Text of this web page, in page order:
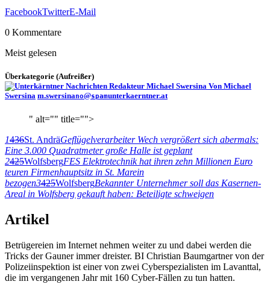
FacebookTwitterE-Mail
0 Kommentare
Meist gelesen
Überkategorie (Aufreißer)
Von Michael
Swersina m.swersinano@spamunterkaerntner.at
" alt="" title="">
1436St. AndräGeflügelverarbeiter Wech vergrößert sich abermals:
Eine 3.000 Quadratmeter große Halle ist geplant
2425WolfsbergFES Elektrotechnik hat ihren zehn Millionen Euro
teuren Firmenhauptsitz in St. Marein
bezogen3425WolfsbergBekannter Unternehmer soll das Kasernen-
Areal in Wolfsberg gekauft haben: Beteiligte schweigen
Artikel
Betrügereien im Internet nehmen weiter zu und dabei werden die
Tricks der Gauner immer dreister. BI Christian Baumgartner von der
Polizeiinspektion ist einer von zwei Cyberspezialisten im Lavanttal,
die im vergangenen Jahr mit 160 Cyber-Fällen zu tun hatten.